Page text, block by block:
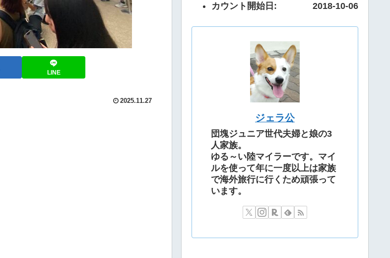
LINE
2025.11.27
2018-10-06
カウント開始日:
ジェラ公
団塊ジュニア世代夫婦と娘の3
人家族。
ゆる～い陸マイラーです。マイ
ルを使って年に一度以上は家族
で海外旅行に行くため頑張って
います。